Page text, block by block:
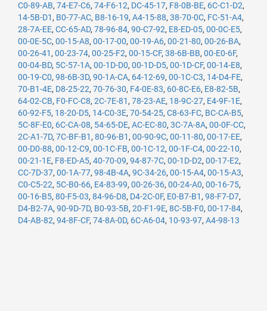
C0-89-AB, 74-E7-C6, 74-F6-12, DC-45-17, F8-0B-BE, 6C-C1-D2,
14-5B-D1 , B0-77-AC, B8-16-19, A4-15-88, 38-70-0C, FC-51-A4,
28-7A-EE, CC-65-AD, 78-96-84, 90-C7-92, E8-ED-05, 00-0C-E5,
00-0E-5C, 00-15-A8, 00-17-00, 00-19-A6, 00-21-80, 00-26-BA,
00-26-41 , 00-23-74, 00-25-F2, 00-15-CF, 38-6B-BB, 00-E0-6F,
00-04-BD, 5C-57-1A, 00-1D-D0, 00-1D-D5, 00-1D-CF, 00-14-E8,
00-19-C0, 98-6B-3D, 90-1A-CA, 64-12-69, 00-1C-C3, 14-D4-FE,
70-B1-4E, D8-25-22, 70-76-30, F4-0E-83, 60-8C-E6, E8-82-5B,
64-02-CB, F0-FC-C8, 2C-7E-81 , 78-23-AE, 18-9C-27, E4-9F-1E,
60-92-F5, 18-20-D5, 14-C0-3E, 70-54-25, C8-63-FC, BC-CA-B5,
5C-8F-E0, 6C-CA-08, 54-65-DE, AC-EC-80, 3C-7A-8A, 00-0F-CC,
2C-A1-7D, 7C-BF-B1 , 80-96-B1 , 00-90-9C, 00-11-80, 00-17-EE,
00-D0-88, 00-12-C9, 00-1C-FB, 00-1C-12, 00-1F-C4, 00-22-10,
00-21-1E, F8-ED-A5, 40-70-09, 94-87-7C, 00-1D-D2, 00-17-E2,
CC-7D-37, 00-1A-77, 98-4B-4A, 9C-34-26, 00-15-A4, 00-15-A3,
C0-C5-22, 5C-B0-66, E4-83-99, 00-26-36, 00-24-A0, 00-16-75,
00-16-B5, 80-F5-03, 84-96-D8, D4-2C-0F, E0-B7-B1 , 98-F7-D7,
D4-B2-7A, 90-9D-7D, B0-93-5B, 20-F1-9E, 8C-5B-F0, 00-17-84,
D4-AB-82, 94-8F-CF, 74-8A-0D, 6C-A6-04, 10-93-97, A4-98-13